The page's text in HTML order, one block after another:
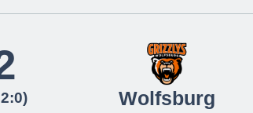
Wolfsburg